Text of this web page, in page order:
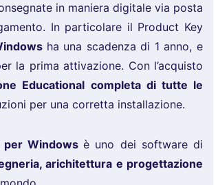
in maniera digitale via posta
In particolare il Product Key
ha una scadenza di 1 anno, e
la prima attivazione. Con l’acquisto
Educational completa di tutte le
per una corretta installazione.
per Windowsè uno dei software di
arichitettura e progettazione